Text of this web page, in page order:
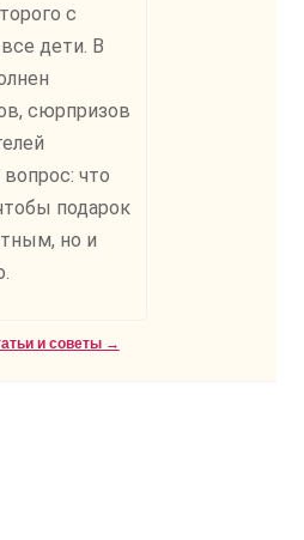
с
дети. В
сюрпризов
что
подарок
но и
и советы →